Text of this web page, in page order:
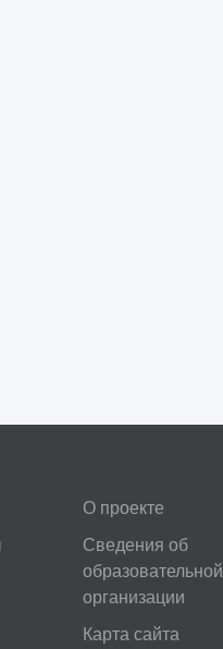
О проекте
Сведения об
образовательной
организации
Карта сайта